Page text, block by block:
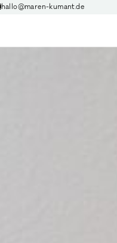
hallo@maren-kumant.de